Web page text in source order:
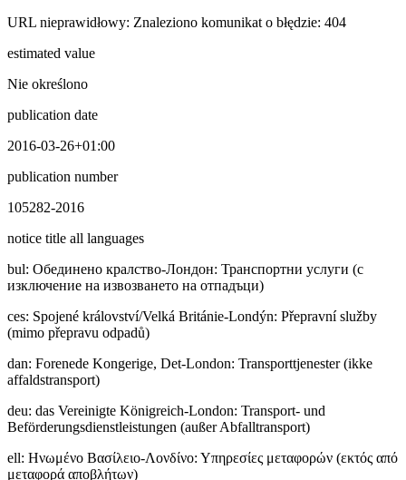
URL nieprawidłowy: Znaleziono komunikat o błędzie: 404
estimated value
Nie określono
publication date
2016-03-26+01:00
publication number
105282-2016
notice title all languages
bul: Обединено кралство-Лондон: Транспортни услуги (с
изключение на извозването на отпадъци)
ces: Spojené království/Velká Británie-Londýn: Přepravní služby
(mimo přepravu odpadů)
dan: Forenede Kongerige, Det-London: Transporttjenester (ikke
affaldstransport)
deu: das Vereinigte Königreich-London: Transport- und
Beförderungsdienstleistungen (außer Abfalltransport)
ell: Ηνωμένο Βασίλειο-Λονδίνο: Υπηρεσίες μεταφορών (εκτός από
μεταφορά αποβλήτων)